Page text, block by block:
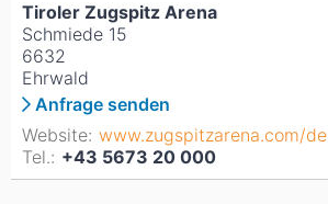
Tiroler Zugspitz Arena
Schmiede 15
6632
Ehrwald
Anfrage senden
Website: www.zugspitzarena.com/de
Tel.: +43 5673 20 000